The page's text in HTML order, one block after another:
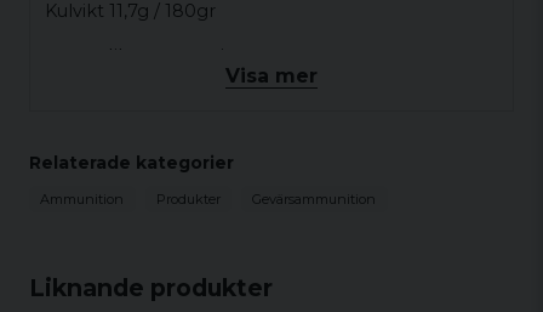
Liknande produkter
Kulvikt 11,7g / 180gr
Vikt: 11.7g / 180 grain
Visa mer
Relaterade kategorier
Ammunition Produkter Gevärsammunition